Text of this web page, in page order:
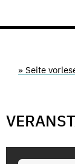
» Seite